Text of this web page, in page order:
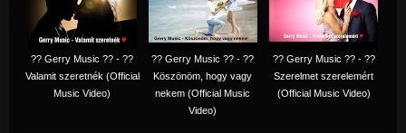
?? Gerry Music ?? - ??
Valamit szeretnék (Official
Music Video)
?? Gerry Music ?? - ??
Köszönöm, hogy vagy
nekem (Official Music
Video)
?? Gerry Music ?? - ??
Szerelmet szerelemért
(Official Music Video)